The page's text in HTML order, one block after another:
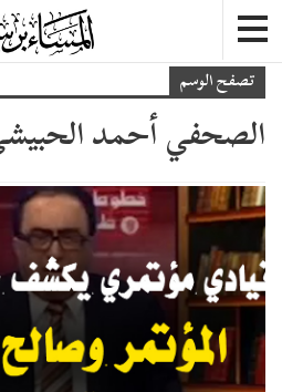
تصفح الوسم
الصحفي أحمد